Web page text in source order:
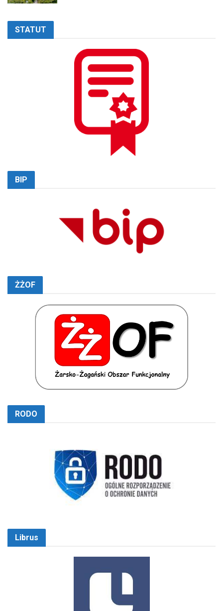
STATUT
BIP
ŻŻOF
RODO
Librus